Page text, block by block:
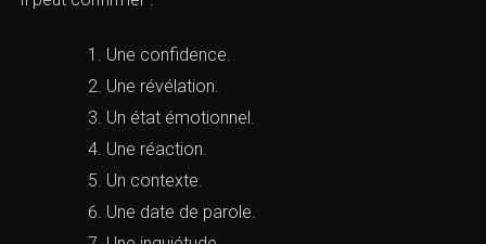
Il peut confirmer :
Une confidence.
Une révélation.
ou tribunal compétent *
de contact